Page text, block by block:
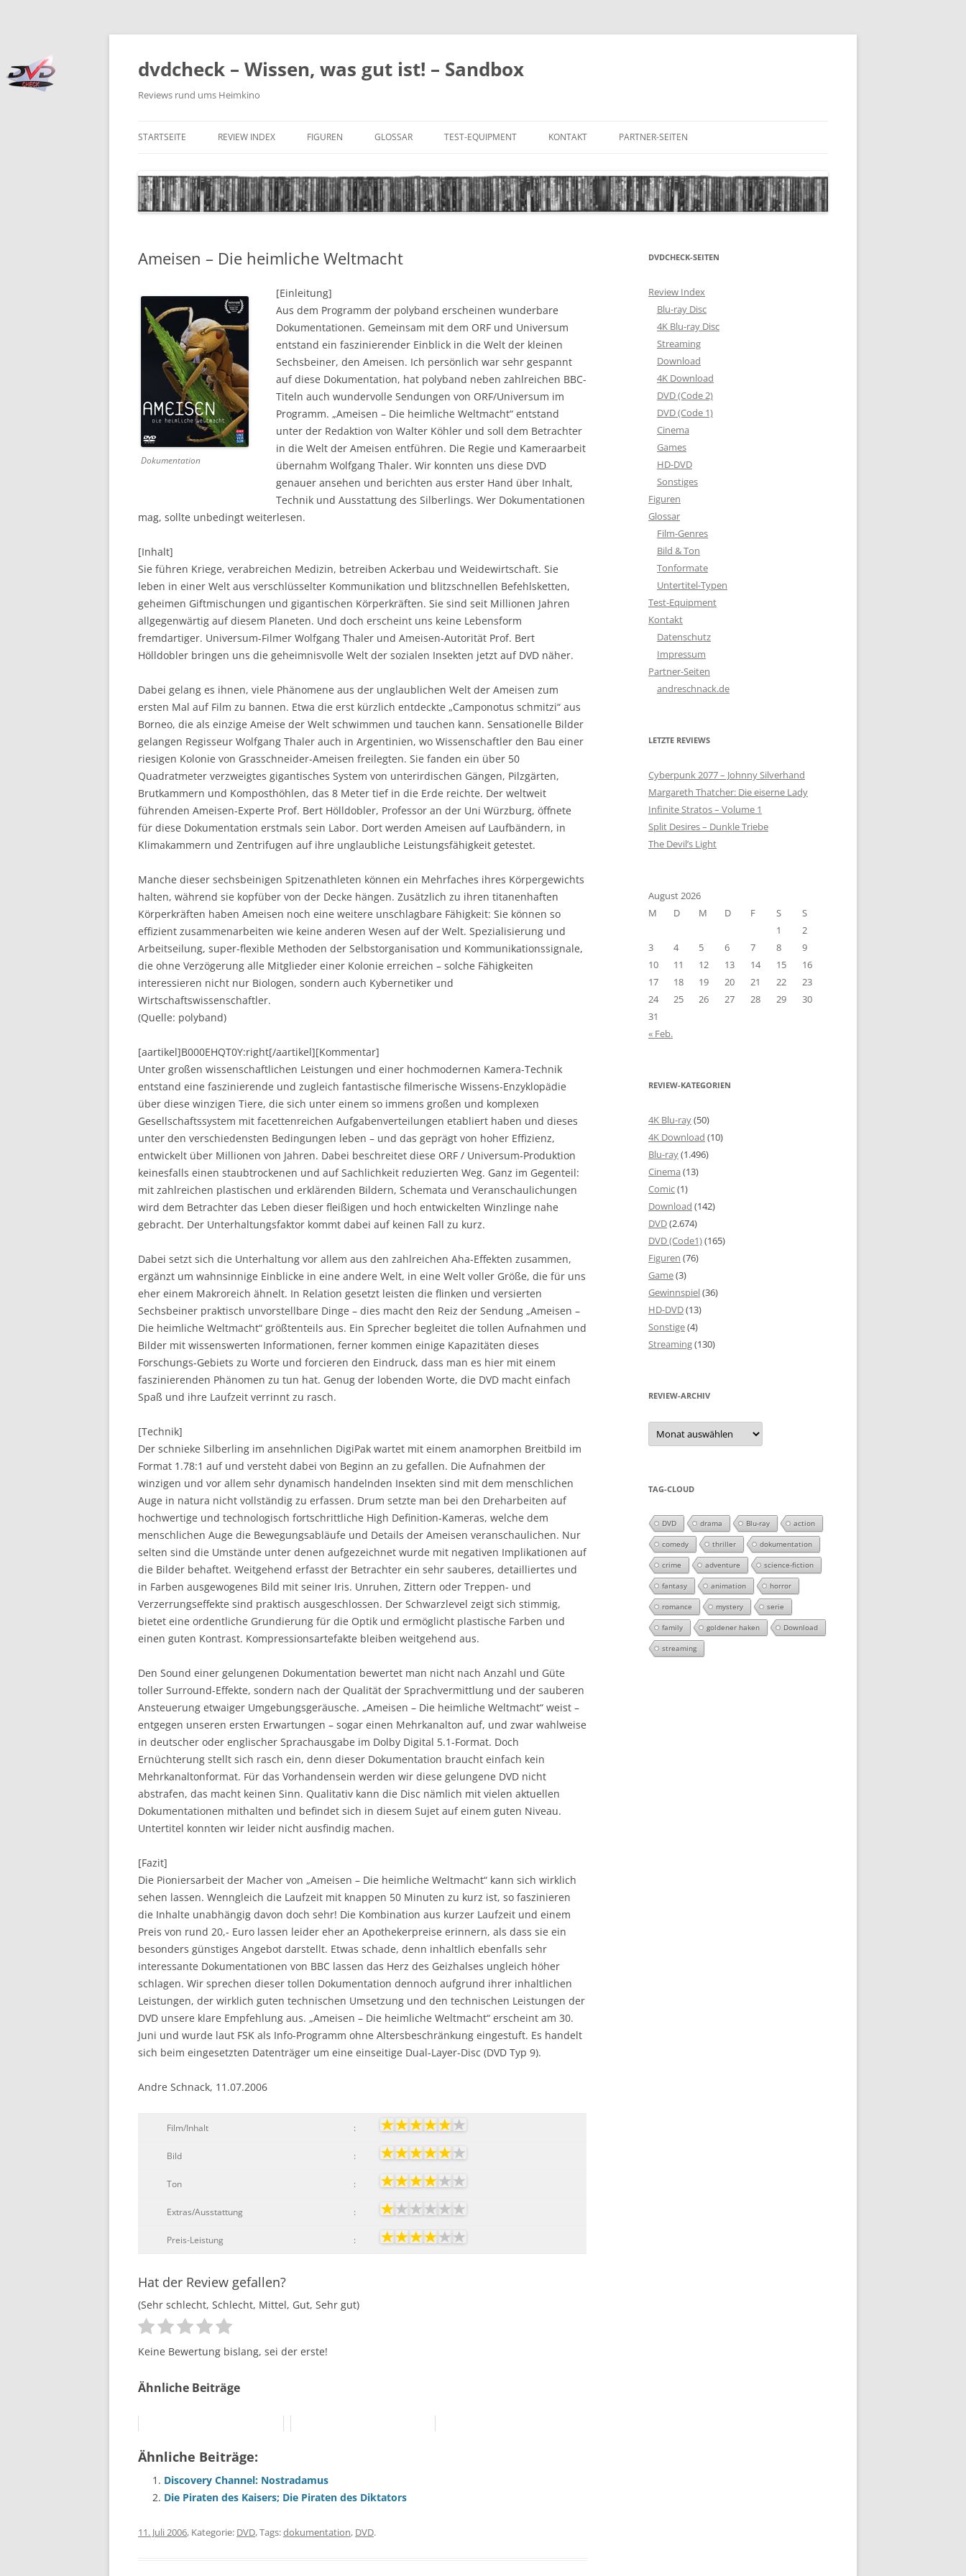
Zum
springen
dvdcheck – Wissen, was gut ist! – Sandbox
Reviews rund ums Heimkino
STARTSEITE REVIEW INDEX
4K BLU-RAY DISC
DOWNLOAD
DVD (CODE 2)
DVD (CODE 1)
CINEMA
GAMES
HD-DVD
FIGUREN GLOSSAR
BILD & TON
UNTERTITEL-TYPEN
TEST-EQUIPMENT KONTAKT
IMPRESSUM
PARTNER-SEITEN
Ameisen – Die heimliche Weltmacht
Dokumentation
[Einleitung]
Aus dem Programm der polyband erscheinen wunderbare
Dokumentationen. Gemeinsam mit dem ORF und Universum
entstand ein faszinierender Einblick in die Welt der kleinen
Sechsbeiner, den Ameisen. Ich persönlich war sehr gespannt
auf diese Dokumentation, hat polyband neben zahlreichen BBC-
Titeln auch wundervolle Sendungen von ORF/Universum im
Programm. „Ameisen – Die heimliche Weltmacht“ entstand
unter der Redaktion von Walter Köhler und soll dem Betrachter
in die Welt der Ameisen entführen. Die Regie und Kameraarbeit
übernahm Wolfgang Thaler. Wir konnten uns diese DVD
genauer ansehen und berichten aus erster Hand über Inhalt,
Technik und Ausstattung des Silberlings. Wer Dokumentationen
mag, sollte unbedingt weiterlesen.
[Inhalt]
Sie führen Kriege, verabreichen Medizin, betreiben Ackerbau und Weidewirtschaft. Sie
leben in einer Welt aus verschlüsselter Kommunikation und blitzschnellen Befehlsketten,
geheimen Giftmischungen und gigantischen Körperkräften. Sie sind seit Millionen Jahren
allgegenwärtig auf diesem Planeten. Und doch erscheint uns keine Lebensform
fremdartiger. Universum-Filmer Wolfgang Thaler und Ameisen-Autorität Prof. Bert
Hölldobler bringen uns die geheimnisvolle Welt der sozialen Insekten jetzt auf DVD näher.
Dabei gelang es ihnen, viele Phänomene aus der unglaublichen Welt der Ameisen zum
ersten Mal auf Film zu bannen. Etwa die erst kürzlich entdeckte „Camponotus schmitzi“ aus
Borneo, die als einzige Ameise der Welt schwimmen und tauchen kann. Sensationelle Bilder
gelangen Regisseur Wolfgang Thaler auch in Argentinien, wo Wissenschaftler den Bau einer
riesigen Kolonie von Grasschneider-Ameisen freilegten. Sie fanden ein über 50
Quadratmeter verzweigtes gigantisches System von unterirdischen Gängen, Pilzgärten,
Brutkammern und Komposthöhlen, das 8 Meter tief in die Erde reichte. Der weltweit
führenden Ameisen-Experte Prof. Bert Hölldobler, Professor an der Uni Würzburg, öffnete
für diese Dokumentation erstmals sein Labor. Dort werden Ameisen auf Laufbändern, in
Klimakammern und Zentrifugen auf ihre unglaubliche Leistungsfähigkeit getestet.
Manche dieser sechsbeinigen Spitzenathleten können ein Mehrfaches ihres Körpergewichts
halten, während sie kopfüber von der Decke hängen. Zusätzlich zu ihren titanenhaften
Körperkräften haben Ameisen noch eine weitere unschlagbare Fähigkeit: Sie können so
effizient zusammenarbeiten wie keine anderen Wesen auf der Welt. Spezialisierung und
Arbeitseilung, super-flexible Methoden der Selbstorganisation und Kommunikationssignale,
die ohne Verzögerung alle Mitglieder einer Kolonie erreichen – solche Fähigkeiten
interessieren nicht nur Biologen, sondern auch Kybernetiker und
Wirtschaftswissenschaftler.
(Quelle: polyband)
[aartikel]B000EHQT0Y:right[/aartikel][Kommentar]
Unter großen wissenschaftlichen Leistungen und einer hochmodernen Kamera-Technik
entstand eine faszinierende und zugleich fantastische filmerische Wissens-Enzyklopädie
über diese winzigen Tiere, die sich unter einem so immens großen und komplexen
Gesellschaftssystem mit facettenreichen Aufgabenverteilungen etabliert haben und dieses
unter den verschiedensten Bedingungen leben – und das geprägt von hoher Effizienz,
entwickelt über Millionen von Jahren. Dabei beschreitet diese ORF / Universum-Produktion
keinesfalls einen staubtrockenen und auf Sachlichkeit reduzierten Weg. Ganz im Gegenteil:
mit zahlreichen plastischen und erklärenden Bildern, Schemata und Veranschaulichungen
wird dem Betrachter das Leben dieser fleißigen und hoch entwickelten Winzlinge nahe
gebracht. Der Unterhaltungsfaktor kommt dabei auf keinen Fall zu kurz.
Dabei setzt sich die Unterhaltung vor allem aus den zahlreichen Aha-Effekten zusammen,
ergänzt um wahnsinnige Einblicke in eine andere Welt, in eine Welt voller Größe, die für uns
eher einem Makroreich ähnelt. In Relation gesetzt leisten die flinken und versierten
Sechsbeiner praktisch unvorstellbare Dinge – dies macht den Reiz der Sendung „Ameisen –
Die heimliche Weltmacht“ größtenteils aus. Ein Sprecher begleitet die tollen Aufnahmen und
Bilder mit wissenswerten Informationen, ferner kommen einige Kapazitäten dieses
Forschungs-Gebiets zu Worte und forcieren den Eindruck, dass man es hier mit einem
faszinierenden Phänomen zu tun hat. Genug der lobenden Worte, die DVD macht einfach
Spaß und ihre Laufzeit verrinnt zu rasch.
[Technik]
Der schnieke Silberling im ansehnlichen DigiPak wartet mit einem anamorphen Breitbild im
Format 1.78:1 auf und versteht dabei von Beginn an zu gefallen. Die Aufnahmen der
winzigen und vor allem sehr dynamisch handelnden Insekten sind mit dem menschlichen
Auge in natura nicht vollständig zu erfassen. Drum setzte man bei den Dreharbeiten auf
hochwertige und technologisch fortschrittliche High Definition-Kameras, welche dem
menschlichen Auge die Bewegungsabläufe und Details der Ameisen veranschaulichen. Nur
selten sind die Umstände unter denen aufgezeichnet wurde mit negativen Implikationen auf
die Bilder behaftet. Weitgehend erfasst der Betrachter ein sehr sauberes, detailliertes und
in Farben ausgewogenes Bild mit seiner Iris. Unruhen, Zittern oder Treppen- und
Verzerrungseffekte sind praktisch ausgeschlossen. Der Schwarzlevel zeigt sich stimmig,
bietet eine ordentliche Grundierung für die Optik und ermöglicht plastische Farben und
einen guten Kontrast. Kompressionsartefakte bleiben weitgehend aus.
Den Sound einer gelungenen Dokumentation bewertet man nicht nach Anzahl und Güte
toller Surround-Effekte, sondern nach der Qualität der Sprachvermittlung und der sauberen
Ansteuerung etwaiger Umgebungsgeräusche. „Ameisen – Die heimliche Weltmacht“ weist –
entgegen unseren ersten Erwartungen – sogar einen Mehrkanalton auf, und zwar wahlweise
in deutscher oder englischer Sprachausgabe im Dolby Digital 5.1-Format. Doch
Ernüchterung stellt sich rasch ein, denn dieser Dokumentation braucht einfach kein
Mehrkanaltonformat. Für das Vorhandensein werden wir diese gelungene DVD nicht
abstrafen, das macht keinen Sinn. Qualitativ kann die Disc nämlich mit vielen aktuellen
Dokumentationen mithalten und befindet sich in diesem Sujet auf einem guten Niveau.
Untertitel konnten wir leider nicht ausfindig machen.
[Fazit]
Die Pioniersarbeit der Macher von „Ameisen – Die heimliche Weltmacht“ kann sich wirklich
sehen lassen. Wenngleich die Laufzeit mit knappen 50 Minuten zu kurz ist, so faszinieren
die Inhalte unabhängig davon doch sehr! Die Kombination aus kurzer Laufzeit und einem
Preis von rund 20,- Euro lassen leider eher an Apothekerpreise erinnern, als dass sie ein
besonders günstiges Angebot darstellt. Etwas schade, denn inhaltlich ebenfalls sehr
interessante Dokumentationen von BBC lassen das Herz des Geizhalses ungleich höher
schlagen. Wir sprechen dieser tollen Dokumentation dennoch aufgrund ihrer inhaltlichen
Leistungen, der wirklich guten technischen Umsetzung und den technischen Leistungen der
DVD unsere klare Empfehlung aus. „Ameisen – Die heimliche Weltmacht“ erscheint am 30.
Juni und wurde laut FSK als Info-Programm ohne Altersbeschränkung eingestuft. Es handelt
sich beim eingesetzten Datenträger um eine einseitige Dual-Layer-Disc (DVD Typ 9).
Andre Schnack, 11.07.2006
Film/Inhalt :
Bild :
Ton :
Extras/Ausstattung :
Preis-Leistung :
Hat der Review gefallen?
(Sehr schlecht, Schlecht, Mittel, Gut, Sehr gut)
Keine Bewertung bislang, sei der erste!
Ähnliche Beiträge
Ähnliche Beiträge:
Discovery Channel: Nostradamus
Die Piraten des Kaisers; Die Piraten des Diktators
11. Juli 2006, Kategorie: DVD, Tags:dokumentation, DVD.
DVDCHECK-SEITEN
Review Index
Blu-ray Disc
4K Blu-ray Disc
Streaming
Download
4K Download
DVD (Code 2)
DVD (Code 1)
Cinema
Games
HD-DVD
Sonstiges
Figuren
Glossar
Film-Genres
Bild & Ton
Tonformate
Untertitel-Typen
Test-Equipment
Kontakt
Datenschutz
Impressum
Partner-Seiten
andreschnack.de
LETZTE REVIEWS
Cyberpunk 2077 – Johnny Silverhand
Margareth Thatcher: Die eiserne Lady
Infinite Stratos – Volume 1
Split Desires – Dunkle Triebe
The Devil’s Light
August 2026
M
D M D F S
S
1
2
3
4 5 6 7 8
9
10
11 12 13 14 15
16
17
18 19 20 21 22
23
24
25 26 27 28 29
30
31
« Feb.
REVIEW-KATEGORIEN
4K Blu-ray(50)
4K Download (10)
Blu-ray(1.496)
Cinema (13)
Comic(1)
Download (142)
DVD(2.674)
DVD (Code1)(165)
Figuren (76)
Game(3)
Gewinnspiel(36)
HD-DVD(13)
Sonstige(4)
Streaming(130)
REVIEW-ARCHIV
Review-
Archiv
TAG-CLOUD
DVD drama Blu-ray action
comedy thriller dokumentation
crime adventure science-fiction
fantasy animation horror
romance mystery serie
family goldener haken Download
streaming